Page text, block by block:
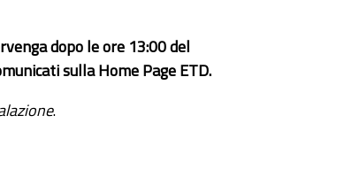
dopo le ore 13:00 del
sulla Home Page ETD.
.